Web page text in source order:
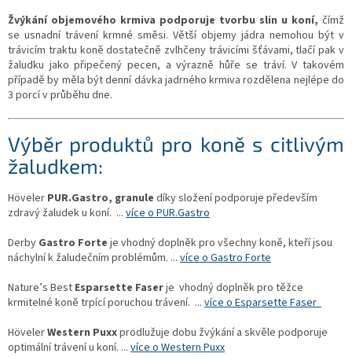
Žvýkání objemového krmiva podporuje tvorbu slin u koní, čímž
se usnadní trávení krmné směsi. Větší objemy jádra nemohou být v
trávicím traktu koně dostatečně zvlhčeny trávicími šťávami, tlačí pak v
žaludku jako připečený pecen, a výrazně hůře se tráví. V takovém
případě by měla být denní dávka jadrného krmiva rozdělena nejlépe do
3 porcí v průběhu dne.
Výběr produktů pro koně s citlivým
žaludkem:
Höveler PUR.Gastro, granule díky složení podporuje především
zdravý žaludek u koní. ... více o PUR.Gastro
Derby Gastro Forte je vhodný doplněk pro všechny koně, kteří jsou
náchylní k žaludečním problémům. ... více o Gastro Forte
Nature’s Best Esparsette Faserje vhodný doplněk pro těžce
krmitelné koně trpící poruchou trávení. ... více o Esparsette Faser
HövelerWestern Puxxprodlužuje dobu žvýkání a skvěle podporuje
optimální trávení u koní. ... více o Western Puxx